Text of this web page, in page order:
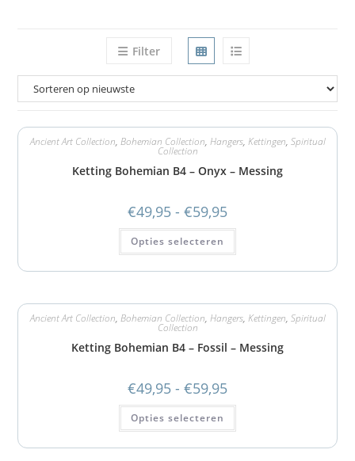
Filter
Ancient Art Collection, Bohemian Collection, Hangers, Kettingen, Spiritual
Collection
Ketting Bohemian B4 – Onyx – Messing
€49,95 - €59,95
Opties selecteren
Ancient Art Collection, Bohemian Collection, Hangers, Kettingen, Spiritual
Collection
Ketting Bohemian B4 – Fossil – Messing
€49,95 - €59,95
Opties selecteren